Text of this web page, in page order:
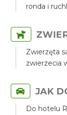
ronda i
Zwierzęta
zwierzecia
JAK
Do hotelu